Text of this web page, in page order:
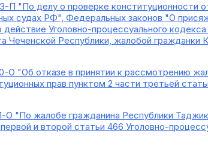
П "По делу о проверке конституционности
судах РФ", Федеральных законов "О
Уголовно-процессуального
Чеченской Республики, жалобой гражданки
О "Об отказе в принятии к рассмотрению
прав пунктом 2 части третьей
"По жалобе гражданина Республики
и второй статьи 466 Уголовно-